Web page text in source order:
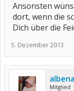
Ansonsten
dort, wenn die
Dich über die
5. Dezember 2013
albena
Mitglied